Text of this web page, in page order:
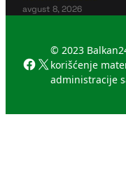
avgust 8, 2026
Facebook
X
© 2023
korišćenje
administracije